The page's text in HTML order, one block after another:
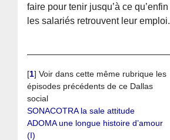
faire pour tenir jusqu’à ce qu’enfin
les salariés retrouvent leur emploi.
[1]Voir dans cette même rubrique les
épisodes précédents de ce Dallas
social
SONACOTRA la sale attitude
ADOMA une longue histoire d’amour
(I)